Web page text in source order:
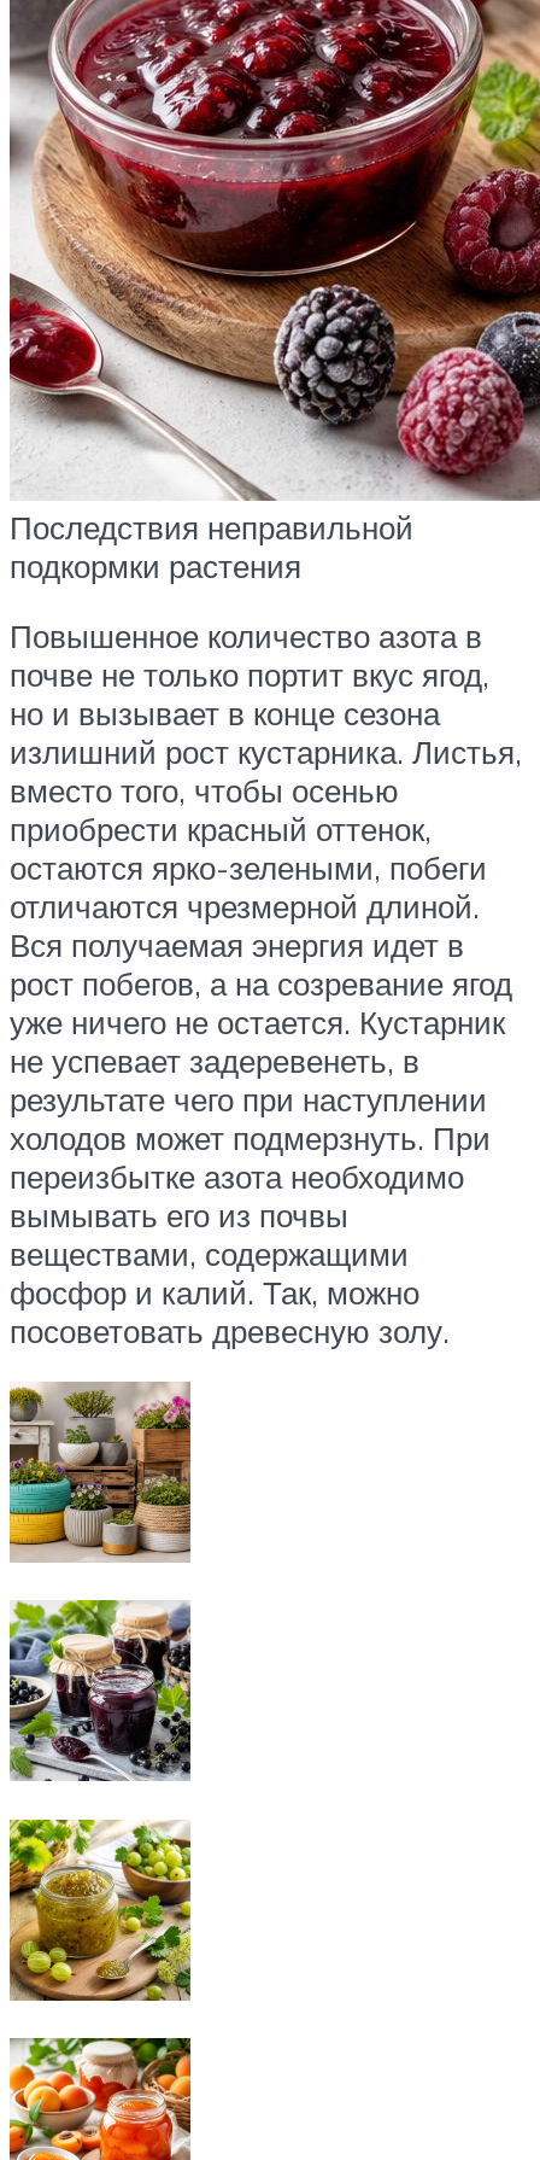
Последствия неправильной
подкормки растения
Повышенное количество азота в
почве не только портит вкус ягод,
но и вызывает в конце сезона
излишний рост кустарника. Листья,
вместо того, чтобы осенью
приобрести красный оттенок,
остаются ярко-зелеными, побеги
отличаются чрезмерной длиной.
Вся получаемая энергия идет в
рост побегов, а на созревание ягод
уже ничего не остается. Кустарник
не успевает задеревенеть, в
результате чего при наступлении
холодов может подмерзнуть. При
переизбытке азота необходимо
вымывать его из почвы
веществами, содержащими
фосфор и калий. Так, можно
посоветовать древесную золу.